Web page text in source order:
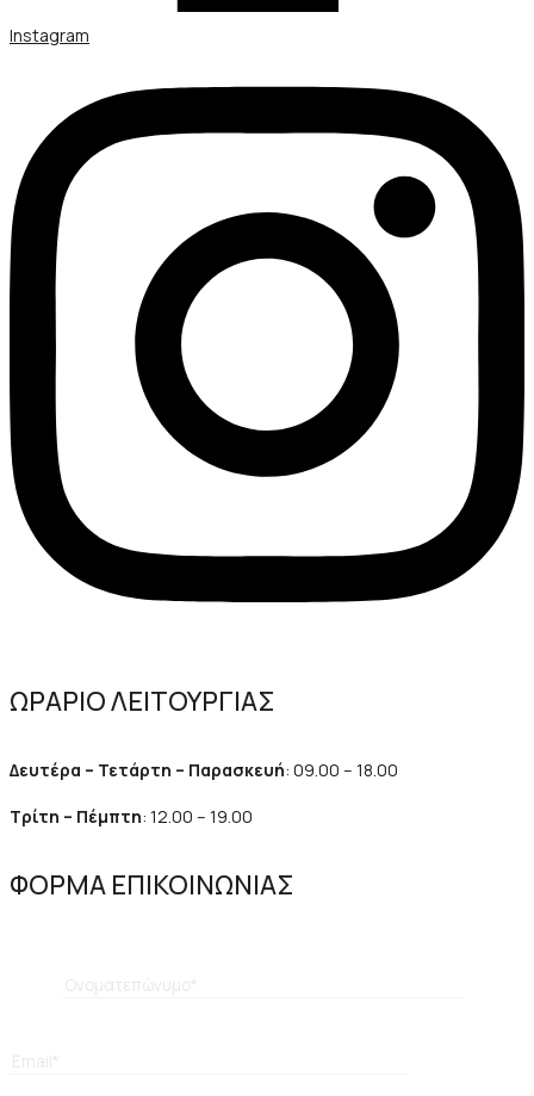
Instagram
ΩΡΑΡΙΟ ΛΕΙΤΟΥΡΓΙΑΣ
Δευτέρα – Τετάρτη – Παρασκευή: 09.00 – 18.00
Τρίτη – Πέμπτη: 12.00 – 19.00
ΦΟΡΜΑ ΕΠΙΚΟΙΝΩΝΙΑΣ